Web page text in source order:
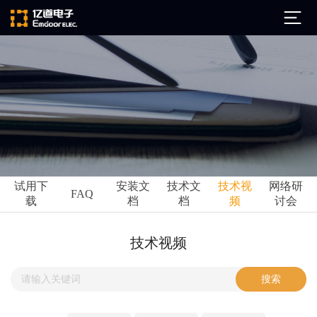
公司简介
发展历程
企业文化
ARM
Ansys
Perforce
亿道动态
市场活动
技术文档
试用下
载
FAQ
安装文
档
技术文
档
技术视
频
网络研
讨会
技术视频